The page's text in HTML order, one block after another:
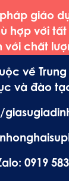
giáo
hợp với
với chất
về
và đào
0919